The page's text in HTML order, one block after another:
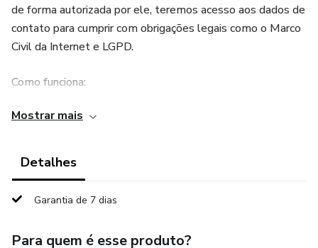
de forma autorizada por ele, teremos acesso aos dados de
contato para cumprir com obrigações legais como o Marco
Civil da Internet e LGPD.
Como funciona:
1. Adquira o seu pacote.
quizes). Escolha o perfil de público que deseja atingir com
Mostrar mais
Detalhes
Garantia de 7 dias
Para quem é esse produto?